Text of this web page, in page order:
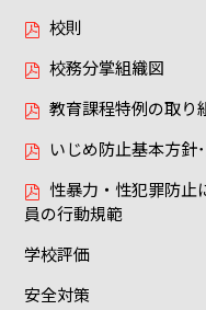
校則
校務分掌組織図
教育課程特例の取り
いじめ防止基本方針
性暴力・性犯罪防止
員の行動規範
学校評価
安全対策